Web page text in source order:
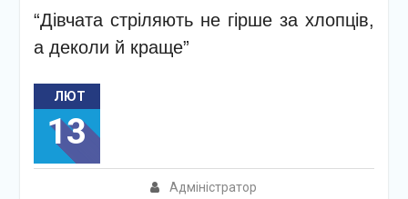
“Дівчата стріляють не гірше за хлопців,
а деколи й краще”
ЛЮТ
13
Адміністратор